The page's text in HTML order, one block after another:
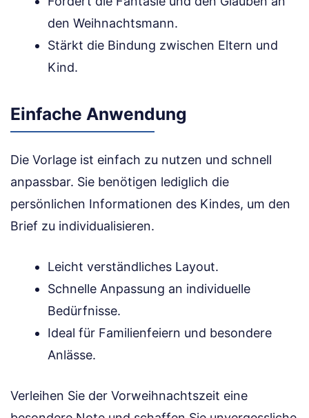
den Weihnachtsmann.
Stärkt die Bindung zwischen Eltern und
Kind.
Einfache Anwendung
Die Vorlage ist einfach zu nutzen und schnell
anpassbar. Sie benötigen lediglich die
persönlichen Informationen des Kindes, um den
Brief zu individualisieren.
Leicht verständliches Layout.
Schnelle Anpassung an individuelle
Bedürfnisse.
Ideal für Familienfeiern und besondere
Anlässe.
Verleihen Sie der Vorweihnachtszeit eine